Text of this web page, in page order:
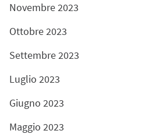
Novembre 2023
Ottobre 2023
Settembre 2023
Luglio 2023
Giugno 2023
Maggio 2023